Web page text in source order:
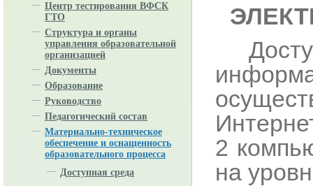
Центр тестирования ВФСК
ГТО
Структура и органы
управления образовательной
организацией
Документы
Образование
Руководство
Педагогический состав
Материально-техническое
обеспечение и оснащенность
образовательного процесса
Доступная среда
2
на